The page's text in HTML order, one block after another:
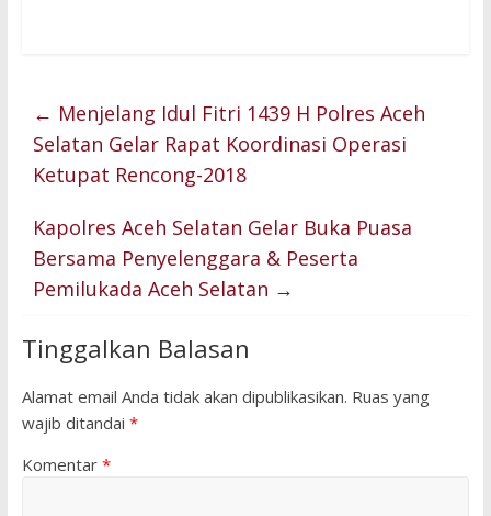
← Menjelang Idul Fitri 1439 H Polres Aceh
Selatan Gelar Rapat Koordinasi Operasi
Ketupat Rencong-2018
Kapolres Aceh Selatan Gelar Buka Puasa
Bersama Penyelenggara & Peserta
Pemilukada Aceh Selatan →
Tinggalkan Balasan
Alamat email Anda tidak akan dipublikasikan. Ruas yang
wajib ditandai *
Komentar *